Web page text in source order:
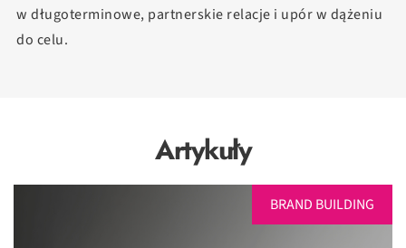
w długoterminowe, partnerskie relacje i upór w dążeniu
do celu.
Artykuły
BRAND BUILDING